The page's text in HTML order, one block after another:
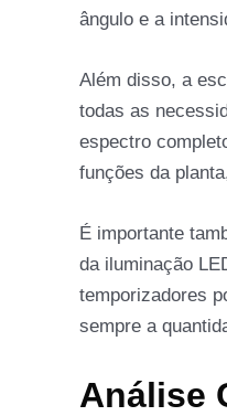
ângulo e a
Além disso, a
todas as
espectro
funções da
É importante
da iluminação
temporizadores
sempre a
Análise